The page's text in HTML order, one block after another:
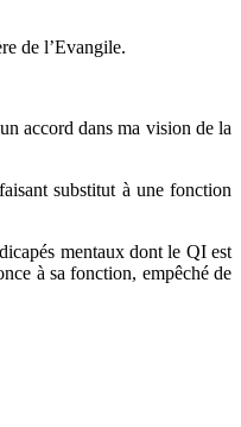
de l’Evangile.
accord dans ma vision de la
substitut à une fonction
mentaux dont le QI est
à sa fonction, empêché de